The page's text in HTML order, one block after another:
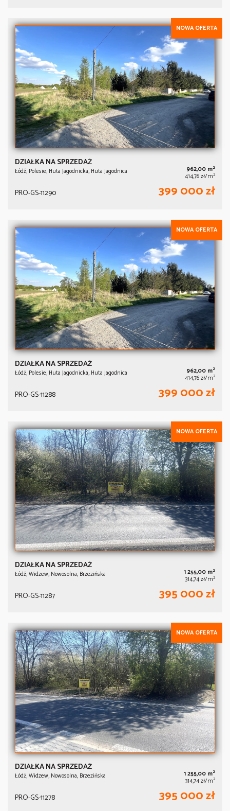
NOWA OFERTA
DZIAŁKA NA SPRZEDAŻ
Łódź, Polesie, Huta Jagodnicka, Huta Jagodnica 962,00 m2
414,76 zł/m2
PRO-GS-11290 399 000 zł
NOWA OFERTA
DZIAŁKA NA SPRZEDAŻ
Łódź, Polesie, Huta Jagodnicka, Huta Jagodnica 962,00 m2
414,76 zł/m2
PRO-GS-11288 399 000 zł
NOWA OFERTA
DZIAŁKA NA SPRZEDAŻ
Łódź, Widzew, Nowosolna, Brzezińska 1 255,00 m2
314,74 zł/m2
PRO-GS-11287 395 000 zł
NOWA OFERTA
DZIAŁKA NA SPRZEDAŻ
Łódź, Widzew, Nowosolna, Brzezińska 1 255,00 m2
314,74 zł/m2
PRO-GS-11278 395 000 zł